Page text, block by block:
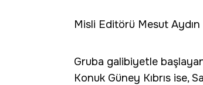
Misli Editörü Mesut Aydın
Gruba galibiyetle
Konuk Güney Kıbrıs ise,